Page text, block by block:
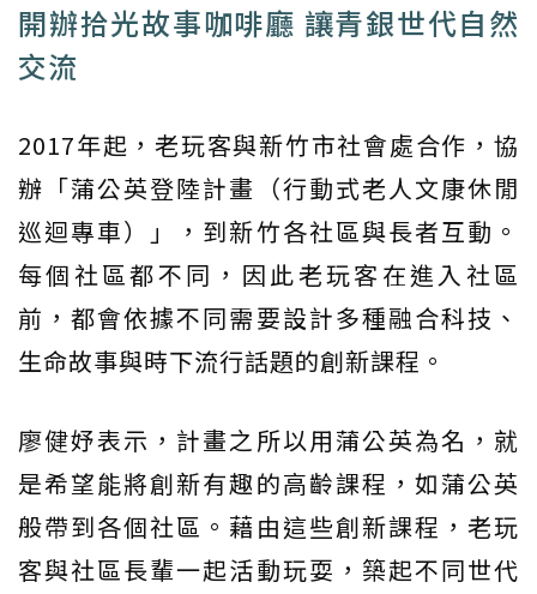
開辦拾光故事咖啡廳 讓青銀世代自然
交流
2017年起，老玩客與新竹市社會處合作，協
辦「蒲公英登陸計畫（行動式老人文康休閒
巡迴專車）」，到新竹各社區與長者互動。
每個社區都不同，因此老玩客在進入社區
前，都會依據不同需要設計多種融合科技、
生命故事與時下流行話題的創新課程。
廖健妤表示，計畫之所以用蒲公英為名，就
是希望能將創新有趣的高齡課程，如蒲公英
般帶到各個社區。藉由這些創新課程，老玩
客與社區長輩一起活動玩耍，築起不同世代